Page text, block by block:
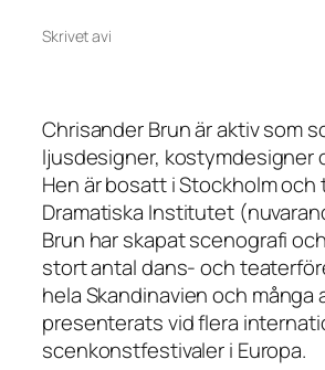
Skrivet avi
Chrisander Brun är aktiv som
ljusdesigner, kostymdesigner
Hen är bosatt i Stockholm och
Dramatiska Institutet
Brun har skapat scenografi
stort antal dans- och
hela Skandinavien och många
presenterats vid flera
scenkonstfestivaler i Europa.